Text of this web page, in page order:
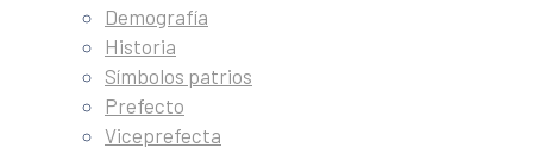
Demografía
Historia
Símbolos patrios
Prefecto
Viceprefecta